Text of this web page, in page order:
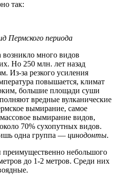
так:
Пермского периода
много видов
Но 250 млн. лет назад
Из-за резкого усиления
повышается, климат
большие площади суши
вредные вулканические
вымирание, самое
вымирание видов,
70% сухопутных видов.
одна группа — цинодонты.
небольшого
до 1-2 метров. Среди них